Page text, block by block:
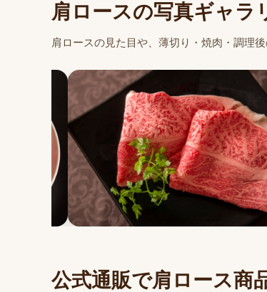
肩ロースの写真ギャラ
肩ロースの見た目や、薄切り・焼肉・調理
公式通販で肩ロース商